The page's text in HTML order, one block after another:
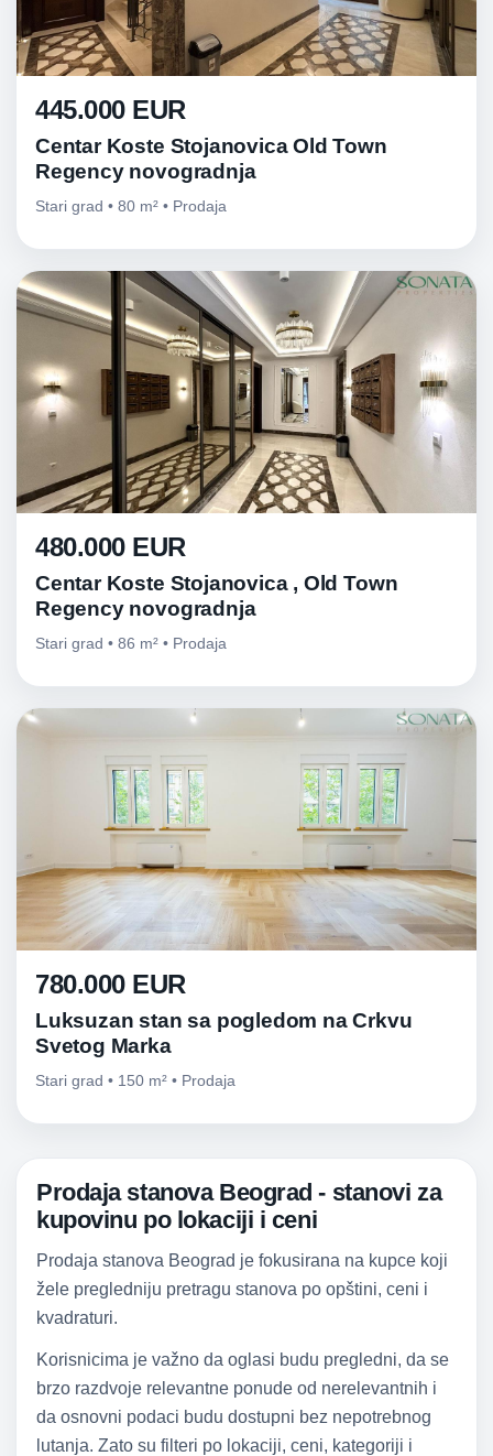
445.000 EUR
Centar Koste Stojanovica Old Town
Regency novogradnja
Stari grad • 80 m² • Prodaja
480.000 EUR
Centar Koste Stojanovica , Old Town
Regency novogradnja
Stari grad • 86 m² • Prodaja
780.000 EUR
Luksuzan stan sa pogledom na Crkvu
Svetog Marka
Stari grad • 150 m² • Prodaja
Prodaja stanova Beograd - stanovi za
kupovinu po lokaciji i ceni
Prodaja stanova Beograd je fokusirana na kupce koji
žele pregledniju pretragu stanova po opštini, ceni i
kvadraturi.
Korisnicima je važno da oglasi budu pregledni, da se
brzo razdvoje relevantne ponude od nerelevantnih i
da osnovni podaci budu dostupni bez nepotrebnog
lutanja. Zato su filteri po lokaciji, ceni, kategoriji i